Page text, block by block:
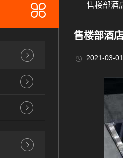
售楼部酒
售楼部酒
2021-03-